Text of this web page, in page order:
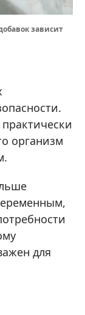
зависит
организм
для